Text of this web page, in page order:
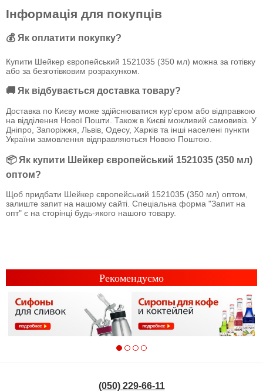
Інформація для покупців
💰 Як оплатити покупку?
Купити Шейкер європейський 1521035 (350 мл) можна за готівку
або за безготівковим розрахунком.
🚚 Як відбувається доставка товару?
Доставка по Києву може здійснюватися кур'єром або відправкою
на відділення Нової Пошти. Також в Києві можливий самовивіз. У
Дніпро, Запоріжжя, Львів, Одесу, Харків та інші населені пункти
України замовлення відправляються Новою Поштою.
📦 Як купити Шейкер європейський 1521035 (350 мл)
оптом?
Щоб придбати Шейкер європейський 1521035 (350 мл) оптом,
залиште запит на нашому сайті. Спеціальна форма "Запит на
опт" є на сторінці будь-якого нашого товару.
Рекомендуємо
(050) 229-66-11